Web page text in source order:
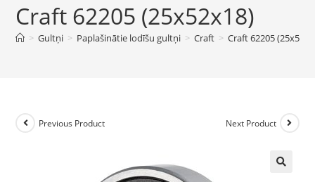
Craft 62205 (25x52x18)
> Gultņi > Paplašinātie lodīšu gultņi > Craft > Craft 62205
Previous Product Next Product